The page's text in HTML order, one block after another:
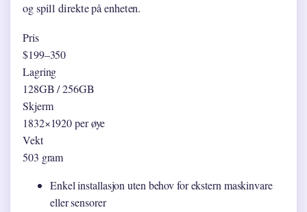
og spill direkte på enheten.
Pris
$199–350
Lagring
128GB / 256GB
Skjerm
1832×1920 per øye
Vekt
503 gram
Enkel installasjon uten behov for ekstern maskinvare
eller sensorer